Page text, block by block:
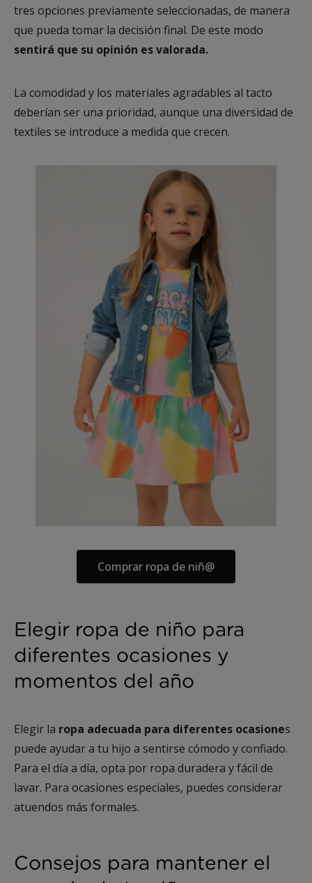
tres opciones previamente seleccionadas, de manera
que pueda tomar la decisión final. De este modo
sentirá que su opinión es valorada.
La comodidad y los materiales agradables al tacto
deberían ser una prioridad, aunque una diversidad de
textiles se introduce a medida que crecen.
Comprar ropa de niñ@
Elegir ropa de niño para
diferentes ocasiones y
momentos del año
Elegir la ropa adecuada para diferentes ocasiones
puede ayudar a tu hijo a sentirse cómodo y confiado.
Para el día a día, opta por ropa duradera y fácil de
lavar. Para ocasiones especiales, puedes considerar
atuendos más formales.
Consejos para mantener el